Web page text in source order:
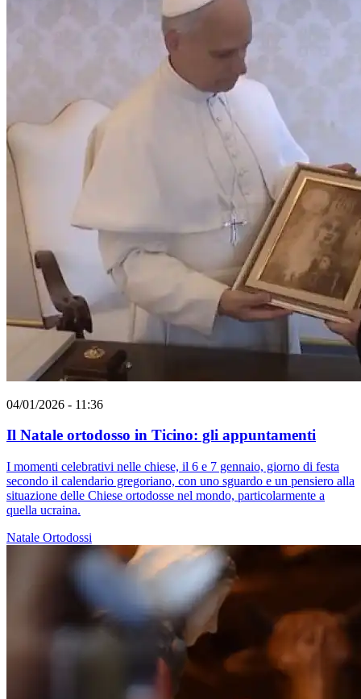
04/01/2026 - 11:36
Il Natale ortodosso in Ticino: gli appuntamenti
I momenti celebrativi nelle chiese, il 6 e 7 gennaio, giorno di festa
secondo il calendario gregoriano, con uno sguardo e un pensiero alla
situazione delle Chiese ortodosse nel mondo, particolarmente a
quella ucraina.
Natale Ortodossi